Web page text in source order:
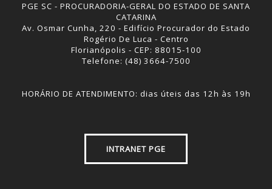
PGE SC - PROCURADORIA-GERAL DO ESTADO DE SANTA
CATARINA
Av. Osmar Cunha, 220 - Edifício Procurador do Estado
Rogério De Luca - Centro
Florianópolis - CEP: 88015-100
Telefone: (48) 3664-7500
HORÁRIO DE ATENDIMENTO: dias úteis das 12h às 19h
INTRANET PGE